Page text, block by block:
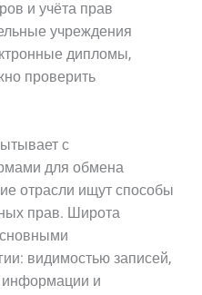
и учёта прав
учреждения
дипломы,
проверить
с
для обмена
отрасли ищут способы
прав. Широта
видимостью записей,
информации и